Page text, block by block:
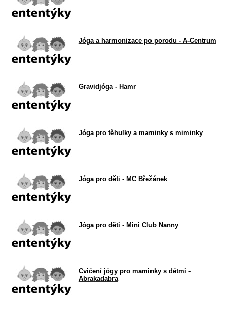
Jóga a harmonizace po porodu - A-Centrum
Gravidjóga - Hamr
Jóga pro těhulky a maminky s miminky
Jóga pro děti - MC Břežánek
Jóga pro děti - Mini Club Nanny
Cvičení jógy pro maminky s dětmi -
Abrakadabra